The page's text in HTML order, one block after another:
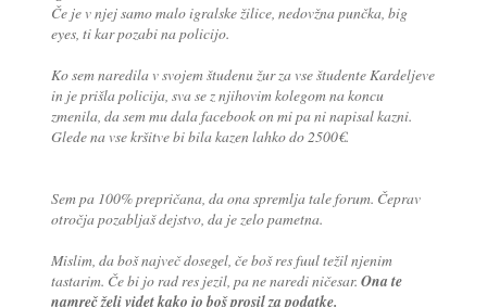
Če je v njej samo malo igralske žilice, nedovžna punčka, big
eyes, ti kar pozabi na policijo.
Ko sem naredila v svojem študenu žur za vse študente Kardeljeve
in je prišla policija, sva se z njihovim kolegom na koncu
zmenila, da sem mu dala facebook on mi pa ni napisal kazni.
Glede na vse kršitve bi bila kazen lahko do 2500€.
Sem pa 100% prepričana, da ona spremlja tale forum. Čeprav
otročja pozabljaš dejstvo, da je zelo pametna.
Mislim, da boš največ dosegel, če boš res fuul težil njenim
tastarim. Če bi jo rad res jezil, pa ne naredi ničesar. Ona te
namreč želi videt kako jo boš prosil za podatke.